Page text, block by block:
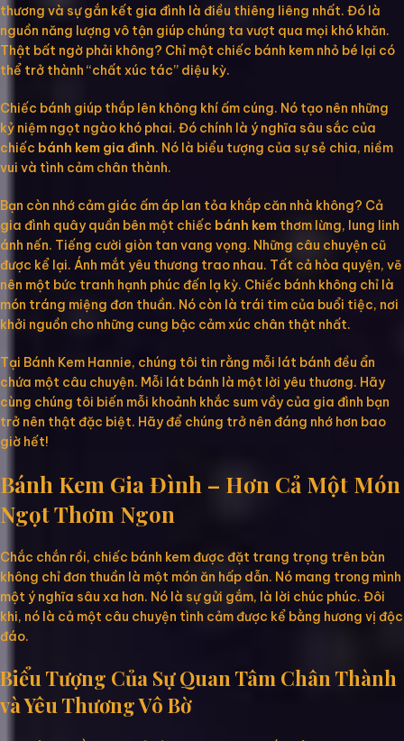
thương và sự gắn kết gia đình là điều thiêng liêng nhất. Đó là
nguồn năng lượng vô tận giúp chúng ta vượt qua mọi khó khăn.
Thật bất ngờ phải không? Chỉ một chiếc bánh kem nhỏ bé lại có
thể trở thành “chất xúc tác” diệu kỳ.
Chiếc bánh giúp thắp lên không khí ấm cúng. Nó tạo nên những
kỷ niệm ngọt ngào khó phai. Đó chính là ý nghĩa sâu sắc của
chiếc bánh kem gia đình. Nó là biểu tượng của sự sẻ chia, niềm
vui và tình cảm chân thành.
Bạn còn nhớ cảm giác ấm áp lan tỏa khắp căn nhà không? Cả
gia đình quây quần bên một chiếc bánh kem thơm lừng, lung linh
ánh nến. Tiếng cười giòn tan vang vọng. Những câu chuyện cũ
được kể lại. Ánh mắt yêu thương trao nhau. Tất cả hòa quyện, vẽ
nên một bức tranh hạnh phúc đến lạ kỳ. Chiếc bánh không chỉ là
món tráng miệng đơn thuần. Nó còn là trái tim của buổi tiệc, nơi
khởi nguồn cho những cung bậc cảm xúc chân thật nhất.
Tại Bánh Kem Hannie, chúng tôi tin rằng mỗi lát bánh đều ẩn
chứa một câu chuyện. Mỗi lát bánh là một lời yêu thương. Hãy
cùng chúng tôi biến mỗi khoảnh khắc sum vầy của gia đình bạn
trở nên thật đặc biệt. Hãy để chúng trở nên đáng nhớ hơn bao
giờ hết!
Bánh Kem Gia Đình – Hơn Cả Một Món
Ngọt Thơm Ngon
Chắc chắn rồi, chiếc bánh kem được đặt trang trọng trên bàn
không chỉ đơn thuần là một món ăn hấp dẫn. Nó mang trong mình
một ý nghĩa sâu xa hơn. Nó là sự gửi gắm, là lời chúc phúc. Đôi
khi, nó là cả một câu chuyện tình cảm được kể bằng hương vị độc
đáo.
Biểu Tượng Của Sự Quan Tâm Chân Thành
và Yêu Thương Vô Bờ